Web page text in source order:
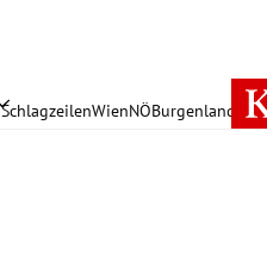
SchlagzeilenWienNÖBurgenland